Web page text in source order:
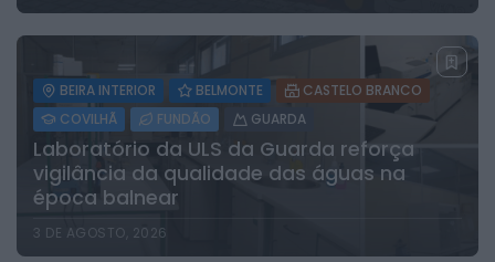
BEIRA INTERIOR BELMONTE
CASTELO BRANCO
COVILHÃ
FUNDÃO GUARDA
Laboratório da ULS da Guarda reforça
vigilância da qualidade das águas na
época balnear
3 DE AGOSTO, 2026